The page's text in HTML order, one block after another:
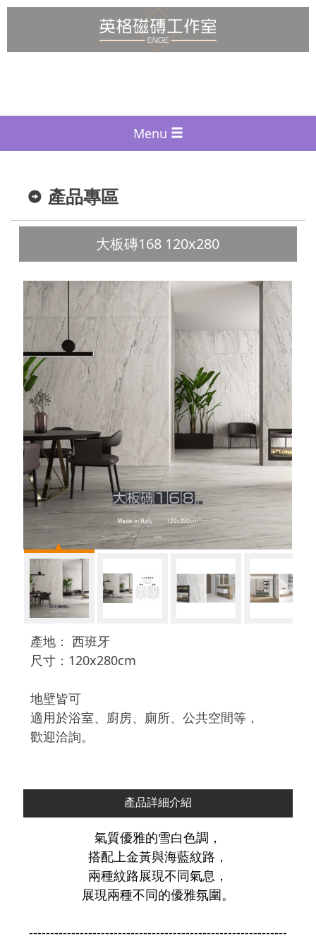
Menu
產品專區
大板磚168 120x280
產地：西班牙
尺寸：120x280cm
地壁皆可
適用於浴室、廚房、廁所、公共空間等，
歡迎洽詢。
產品詳細介紹
氣質優雅的雪白色調，
搭配上金黃與海藍紋路，
兩種紋路展現不同氣息，
展現兩種不同的優雅氛圍。
-------------------------------------------------------------